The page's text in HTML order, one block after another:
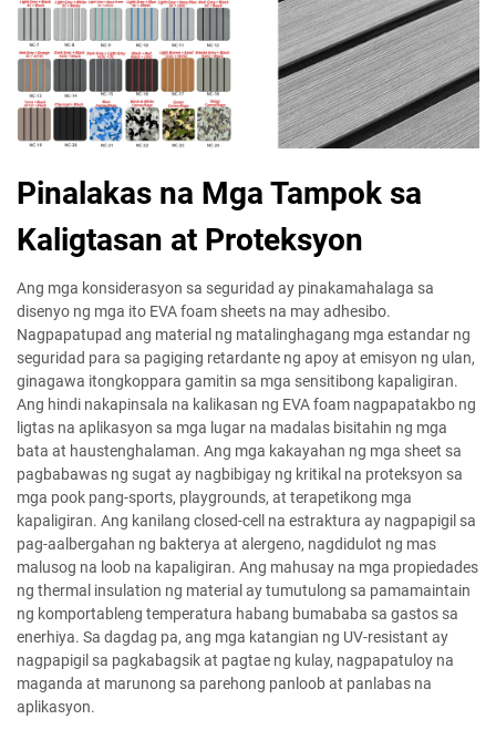
Pinalakas na Mga Tampok sa
Kaligtasan at Proteksyon
Ang mga konsiderasyon sa seguridad ay pinakamahalaga sa
disenyo ng mga ito EVA foam sheets na may adhesibo.
Nagpapatupad ang material ng matalinghagang mga estandar ng
seguridad para sa pagiging retardante ng apoy at emisyon ng ulan,
ginagawa itongkoppara gamitin sa mga sensitibong kapaligiran.
Ang hindi nakapinsala na kalikasan ng EVA foam nagpapatakbo ng
ligtas na aplikasyon sa mga lugar na madalas bisitahin ng mga
bata at haustenghalaman. Ang mga kakayahan ng mga sheet sa
pagbabawas ng sugat ay nagbibigay ng kritikal na proteksyon sa
mga pook pang-sports, playgrounds, at terapetikong mga
kapaligiran. Ang kanilang closed-cell na estraktura ay nagpapigil sa
pag-aalbergahan ng bakterya at alergeno, nagdidulot ng mas
malusog na loob na kapaligiran. Ang mahusay na mga propiedades
ng thermal insulation ng material ay tumutulong sa pamamaintain
ng komportableng temperatura habang bumababa sa gastos sa
enerhiya. Sa dagdag pa, ang mga katangian ng UV-resistant ay
nagpapigil sa pagkabagsik at pagtae ng kulay, nagpapatuloy na
maganda at marunong sa parehong panloob at panlabas na
aplikasyon.